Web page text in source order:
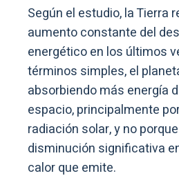
Según el estudio, la Tierra
aumento constante del
energético en los últimos
términos simples, el
absorbiendo más energía
espacio, principalmente
radiación solar, y no
disminución significativa
calor que emite.